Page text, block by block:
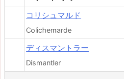
コリシュマルド
Colichemarde
ディスマントラー
Dismantler